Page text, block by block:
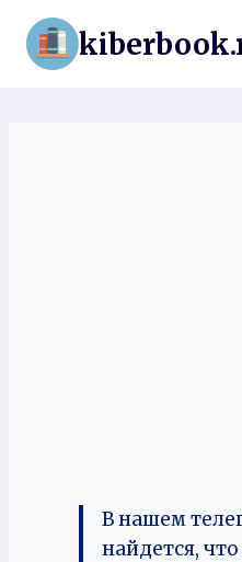
Перейти
содержимому
В нашем
найдется,